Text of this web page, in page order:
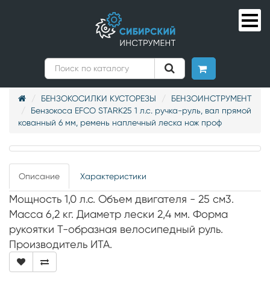
БЕНЗОКОСИЛКИ КУСТОРЕЗЫ
БЕНЗОИНСТРУМЕНТ
Бензокоса EFCO STARK25 1 л.с. ручка-руль, вал прямой
кованный 6 мм, ремень наплечный леска нож проф
Описание Характеристики
Мощность 1,0 л.с. Объем двигателя - 25 см3.
Масса 6,2 кг. Диаметр лески 2,4 мм. Форма
рукоятки T-образная велосипедный руль.
Производитель ИТА.